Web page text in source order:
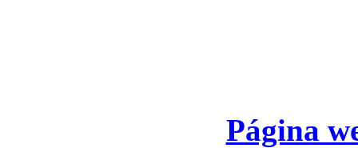
Página